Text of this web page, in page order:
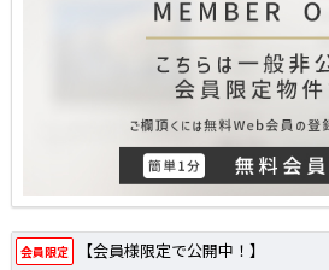
会員限定 【会員様限定で公開中！】